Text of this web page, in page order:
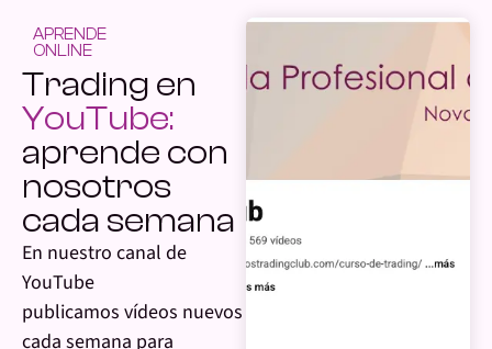
APRENDE
ONLINE
Trading en
YouTube:
aprende con
nosotros
cada semana
En nuestro canal de
YouTube
publicamos vídeos nuevos
cada semana para